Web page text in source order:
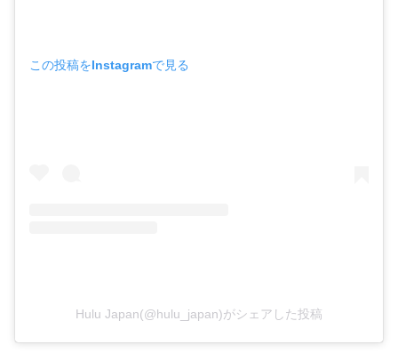
この投稿をInstagramで見る
Hulu Japan(@hulu_japan)がシェアした投稿